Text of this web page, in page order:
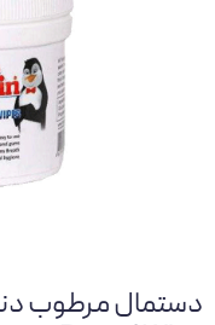
دستمال مرطوب